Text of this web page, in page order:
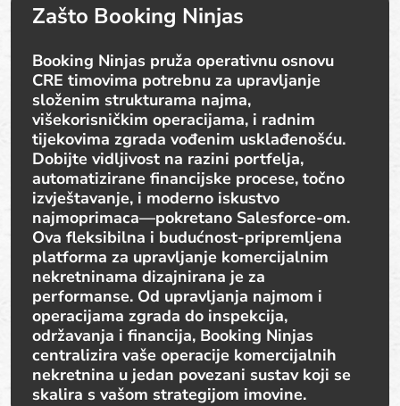
Zašto Booking Ninjas
Booking Ninjas pruža operativnu osnovu
CRE timovima potrebnu za upravljanje
složenim strukturama najma,
višekorisničkim operacijama, i radnim
tijekovima zgrada vođenim usklađenošću.
Dobijte vidljivost na razini portfelja,
automatizirane financijske procese, točno
izvještavanje, i moderno iskustvo
najmoprimaca—pokretano Salesforce-om.
Ova fleksibilna i budućnost-pripremljena
platforma za upravljanje komercijalnim
nekretninama dizajnirana je za
performanse. Od upravljanja najmom i
operacijama zgrada do inspekcija,
održavanja i financija, Booking Ninjas
centralizira vaše operacije komercijalnih
nekretnina u jedan povezani sustav koji se
skalira s vašom strategijom imovine.